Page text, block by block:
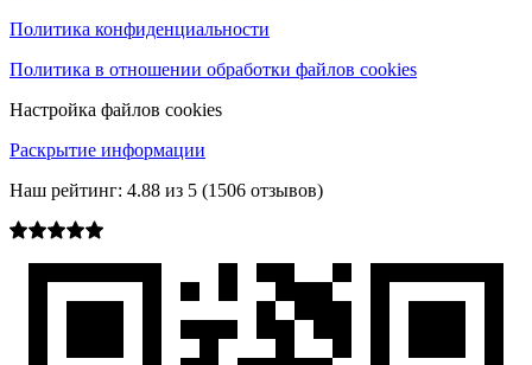
Политика конфиденциальности
Политика в отношении обработки файлов cookies
Настройка файлов cookies
Раскрытие информации
Наш рейтинг: 4.88 из 5 (1506 отзывов)